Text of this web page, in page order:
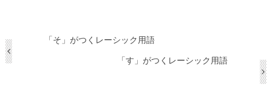
「そ」がつくレーシック用語
「す」がつくレーシック用語